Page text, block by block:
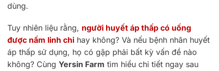
dùng.
Tuy nhiên liệu rằng, người huyết áp thấp có uống
được nấm linh chi hay không? Và nếu bệnh nhân huyết
áp thấp sử dụng, họ có gặp phải bất kỳ vấn đề nào
không? Cùng Yersin Farm tìm hiểu chi tiết ngay sau